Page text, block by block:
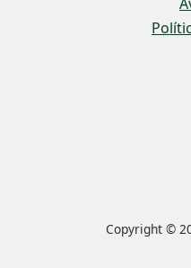
Copyright ©